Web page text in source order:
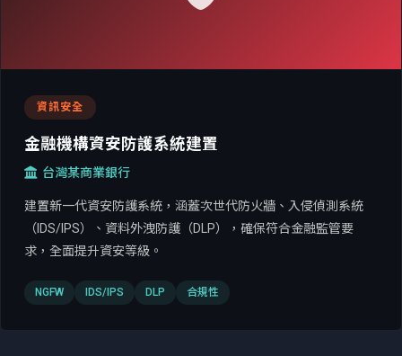
資訊安全
金融機構資安防護系統建置
台灣某商業銀行
建置新一代資安防護系統，涵蓋次世代防火牆、入侵偵測系統
（IDS/IPS）、資料外洩防護（DLP），確保符合金融監管要
求，全面提升資安等級。
NGFW IDS/IPS DLP 合規性